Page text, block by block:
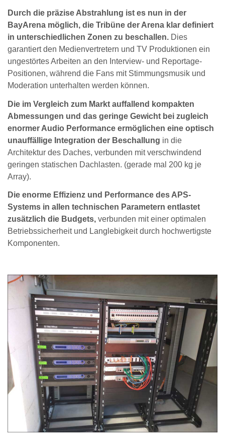
Durch die präzise Abstrahlung ist es nun in der
BayArena möglich, die Tribüne der Arena klar definiert
in unterschiedlichen Zonen zu beschallen. Dies
garantiert den Medienvertretern und TV Produktionen ein
ungestörtes Arbeiten an den Interview- und Reportage-
Positionen, während die Fans mit Stimmungsmusik und
Moderation unterhalten werden können.
Die im Vergleich zum Markt auffallend kompakten
Abmessungen und das geringe Gewicht bei zugleich
enormer Audio Performance ermöglichen eine optisch
unauffällige Integration der Beschallung in die
Architektur des Daches, verbunden mit verschwindend
geringen statischen Dachlasten. (gerade mal 200 kg je
Array).
Die enorme Effizienz und Performance des APS-
Systems in allen technischen Parametern entlastet
zusätzlich die Budgets, verbunden mit einer optimalen
Betriebssicherheit und Langlebigkeit durch hochwertigste
Komponenten.